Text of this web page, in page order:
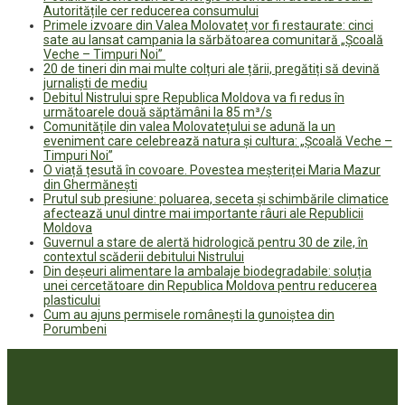
Autoritățile cer reducerea consumului
Primele izvoare din Valea Molovateț vor fi restaurate: cinci
sate au lansat campania la sărbătoarea comunitară „Școală
Veche – Timpuri Noi”
20 de tineri din mai multe colțuri ale țării, pregătiți să devină
jurnaliști de mediu
Debitul Nistrului spre Republica Moldova va fi redus în
următoarele două săptămâni la 85 m³/s
Comunitățile din valea Molovatețului se adună la un
eveniment care celebrează natura și cultura: „Școală Veche –
Timpuri Noi”
O viață țesută în covoare. Povestea meșteriței Maria Mazur
din Ghermănești
Prutul sub presiune: poluarea, seceta și schimbările climatice
afectează unul dintre mai importante râuri ale Republicii
Moldova
Guvernul a stare de alertă hidrologică pentru 30 de zile, în
contextul scăderii debitului Nistrului
Din deșeuri alimentare la ambalaje biodegradabile: soluția
unei cercetătoare din Republica Moldova pentru reducerea
plasticului
Cum au ajuns permisele românești la gunoiștea din
Porumbeni